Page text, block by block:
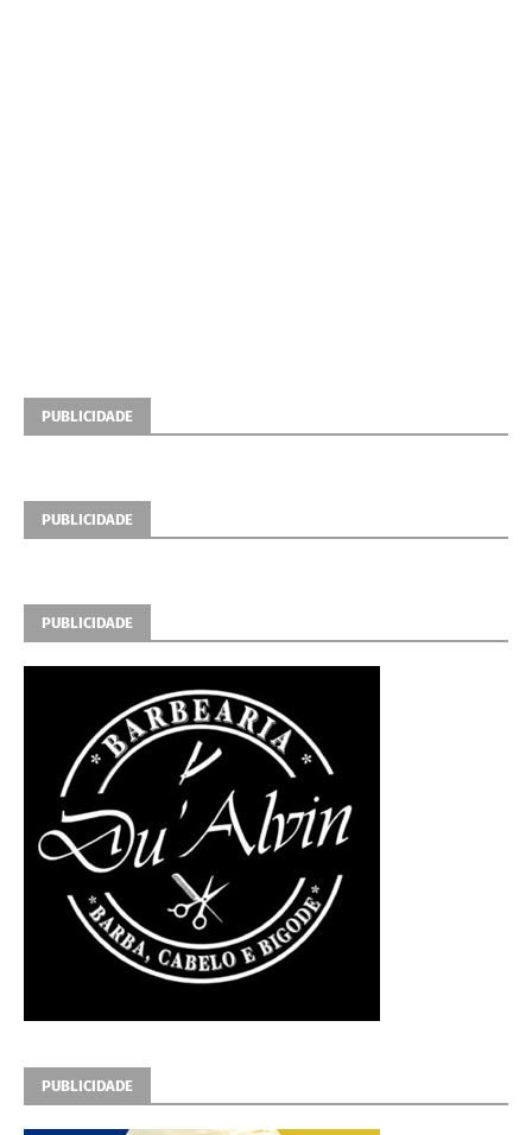
PUBLICIDADE
PUBLICIDADE
PUBLICIDADE
PUBLICIDADE